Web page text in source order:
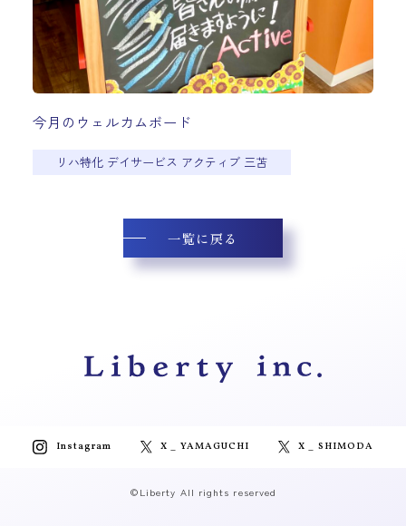
今月のウェルカムボード
リハ特化 デイサービス アクティブ 三苫
一覧に戻る
Instagram X _ YAMAGUCHI X _ SHIMODA
©Liberty All rights reserved